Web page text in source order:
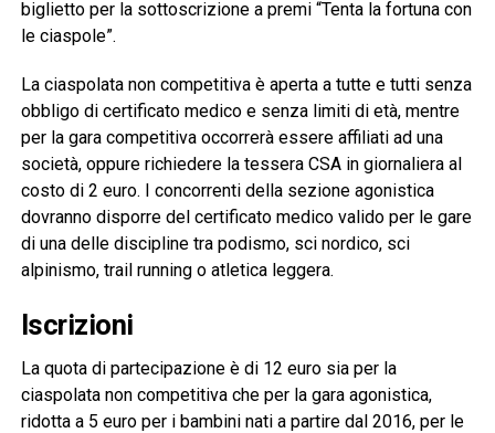
biglietto per la sottoscrizione a premi “Tenta la fortuna con
le ciaspole”.
La ciaspolata non competitiva è aperta a tutte e tutti senza
obbligo di certificato medico e senza limiti di età, mentre
per la gara competitiva occorrerà essere affiliati ad una
società, oppure richiedere la tessera CSA in giornaliera al
costo di 2 euro. I concorrenti della sezione agonistica
dovranno disporre del certificato medico valido per le gare
di una delle discipline tra podismo, sci nordico, sci
alpinismo, trail running o atletica leggera.
Iscrizioni
La quota di partecipazione è di 12 euro sia per la
ciaspolata non competitiva che per la gara agonistica,
ridotta a 5 euro per i bambini nati a partire dal 2016, per le